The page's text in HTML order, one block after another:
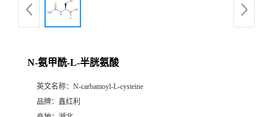
N-氨甲酰-L-半胱氨酸
英文名称： N-carbamoyl-L-cysteine
品牌： 鑫红利